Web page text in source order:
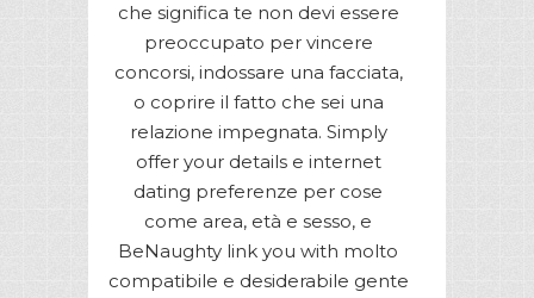
che significa te non devi essere
preoccupato per vincere
concorsi, indossare una facciata,
o coprire il fatto che sei una
relazione impegnata. Simply
offer your details e internet
dating preferenze per cose
come area, età e sesso, e
BeNaughty link you with molto
compatibile e desiderabile gente